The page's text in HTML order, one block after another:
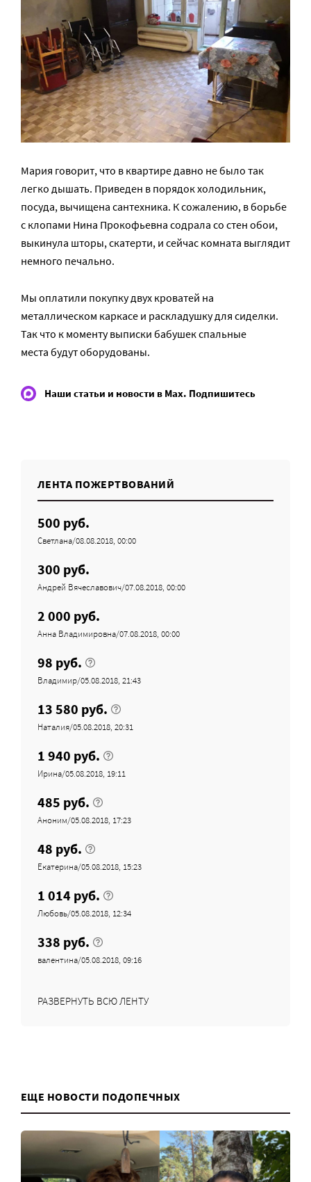
Мария говорит, что в квартире давно не было так
легко дышать. Приведен в порядок холодильник,
посуда, вычищена сантехника. К сожалению, в борьбе
с клопами Нина Прокофьевна содрала со стен обои,
выкинула шторы, скатерти, и сейчас комната выглядит
немного печально.
Мы оплатили покупку двух кроватей на
металлическом каркасе и раскладушку для сиделки.
Так что к моменту выписки бабушек спальные
места будут оборудованы.
Наши статьи и новости в Max. Подпишитесь
ЛЕНТА ПОЖЕРТВОВАНИЙ
500 руб.
Светлана/08.08.2018, 00:00
300 руб.
Андрей Вячеславович/07.08.2018, 00:00
2 000 руб.
Анна Владимировна/07.08.2018, 00:00
98 руб.
Владимир/05.08.2018, 21:43
13 580 руб.
Наталия/05.08.2018, 20:31
1 940 руб.
Иринa/05.08.2018, 19:11
485 руб.
Аноним/05.08.2018, 17:23
48 руб.
Екатерина/05.08.2018, 15:23
1 014 руб.
Любовь/05.08.2018, 12:34
338 руб.
валентина/05.08.2018, 09:16
РАЗВЕРНУТЬ ВСЮ ЛЕНТУ
ЕЩЕ НОВОСТИ ПОДОПЕЧНЫХ